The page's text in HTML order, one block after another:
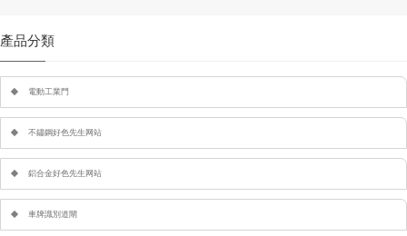
產品分類
電動工業門
不鏽鋼好色先生网站
鋁合金好色先生网站
車牌識別道閘